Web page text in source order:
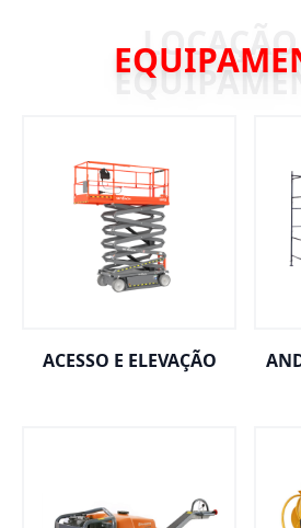
ACESSO E ELEVAÇÃO